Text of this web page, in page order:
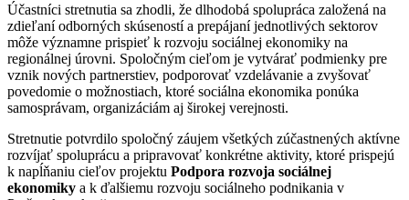
Účastníci stretnutia sa zhodli, že dlhodobá spolupráca založená na
zdieľaní odborných skúseností a prepájaní jednotlivých sektorov
môže významne prispieť k rozvoju sociálnej ekonomiky na
regionálnej úrovni. Spoločným cieľom je vytvárať podmienky pre
vznik nových partnerstiev, podporovať vzdelávanie a zvyšovať
povedomie o možnostiach, ktoré sociálna ekonomika ponúka
samosprávam, organizáciám aj širokej verejnosti.
Stretnutie potvrdilo spoločný záujem všetkých zúčastnených aktívne
rozvíjať spoluprácu a pripravovať konkrétne aktivity, ktoré prispejú
k napĺňaniu cieľov projektu Podpora rozvoja sociálnej
ekonomiky a k ďalšiemu rozvoju sociálneho podnikania v